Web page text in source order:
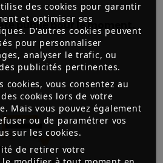
des cookies pour garantir
et optimiser ses
D'autres cookies peuvent
pour personnaliser
analyser le trafic, ou
publicités pertinentes.
cookies, vous consentez au
cookies lors de votre
Mais vous pouvez également
ou de paramétrer vos
sur les cookies.
de retirer votre
publié pour le moment.